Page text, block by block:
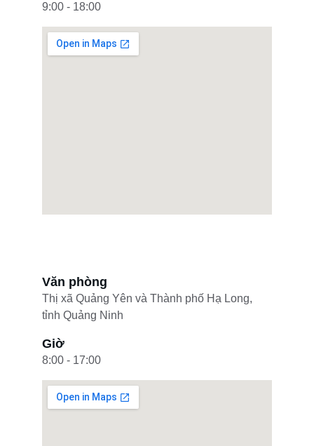
8:00 - 17:00
Văn phòng
Thị xã Quảng Yên và Thành phố Hạ Long,
tỉnh Quảng Ninh
Giờ
9:00 - 18:00